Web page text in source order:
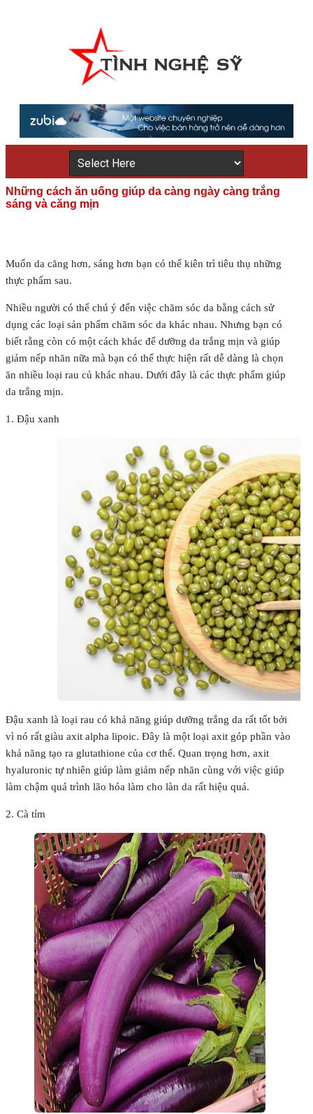
Những cách ăn uống giúp da càng ngày càng trắng
sáng và căng mịn
Muốn da căng hơn, sáng hơn bạn có thể kiên trì tiêu thụ những
thực phẩm sau.
Nhiều người có thể chú ý đến việc chăm sóc da bằng cách sử
dụng các loại sản phẩm chăm sóc da khác nhau. Nhưng bạn có
biết rằng còn có một cách khác để dưỡng da trắng mịn và giúp
giảm nếp nhăn nữa mà bạn có thể thực hiện rất dễ dàng là chọn
ăn nhiều loại rau củ khác nhau. Dưới đây là các thực phẩm giúp
da trắng mịn.
1. Đậu xanh
Đậu xanh là loại rau có khả năng giúp dưỡng trắng da rất tốt bởi
vì nó rất giàu axit alpha lipoic. Đây là một loại axit góp phần vào
khả năng tạo ra glutathione của cơ thể. Quan trọng hơn, axit
hyaluronic tự nhiên giúp làm giảm nếp nhăn cùng với việc giúp
làm chậm quá trình lão hóa làm cho làn da rất hiệu quả.
2. Cà tím